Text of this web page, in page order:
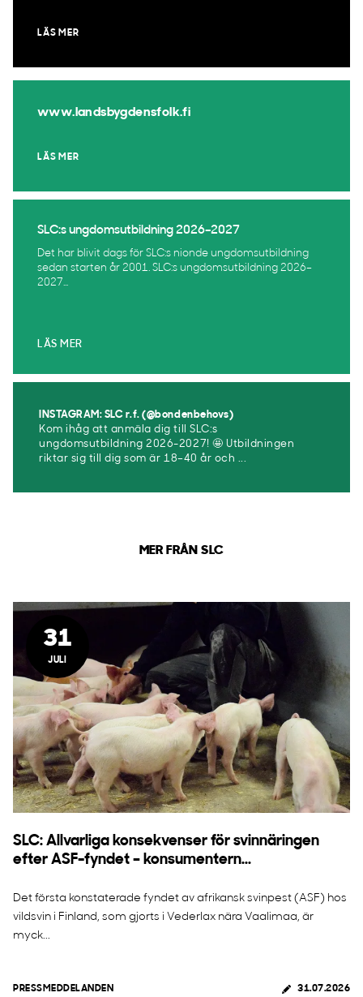
LÄS MER
www.landsbygdensfolk.fi
LÄS MER
SLC:s ungdomsutbildning 2026–2027
Det har blivit dags för SLC:s nionde ungdomsutbildning
sedan starten år 2001. SLC:s ungdomsutbildning 2026–
2027...
LÄS MER
INSTAGRAM: SLC r.f. (@bondenbehovs)
Kom ihåg att anmäla dig till SLC:s
ungdomsutbildning 2026-2027! 🤩 Utbildningen
riktar sig till dig som är 18–40 år och ...
MER FRÅN SLC
31
JULI
SLC: Allvarliga konsekvenser för svinnäringen
efter ASF-fyndet – konsumentern...
Det första konstaterade fyndet av afrikansk svinpest (ASF) hos
vildsvin i Finland, som gjorts i Vederlax nära Vaalimaa, är
myck...
PRESSMEDDELANDEN 31.07.2026